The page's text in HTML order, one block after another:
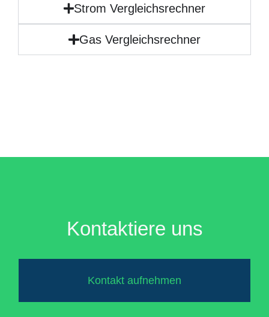
Strom Vergleichsrechner
Gas Vergleichsrechner
Kontaktiere uns
Kontakt aufnehmen